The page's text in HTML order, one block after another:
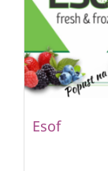
Esof